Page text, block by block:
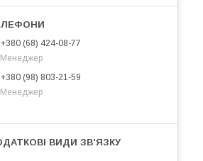
+380 (68) 424-08-77
Менеджер
+380 (98) 803-21-59
Менеджер